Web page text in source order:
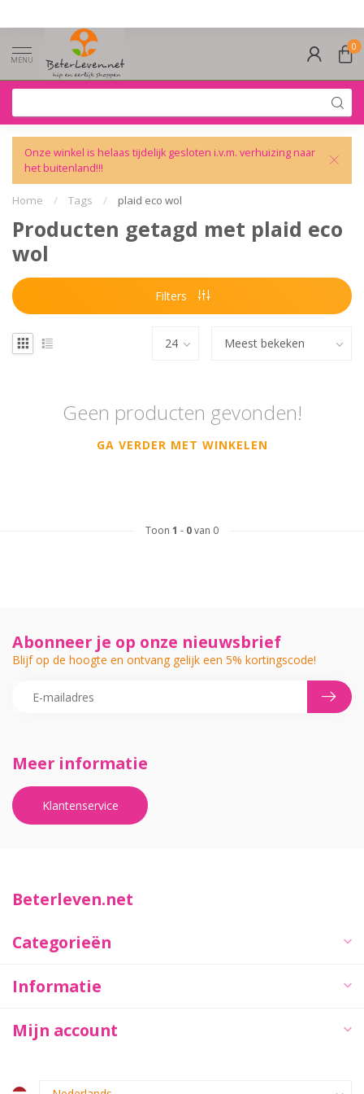
MENU
0
Onze winkel is helaas tijdelijk gesloten i.v.m. verhuizing naar
het buitenland!!!
Home / Tags / plaid eco wol
Producten getagd met plaid eco
wol
Filters
Geen producten gevonden!
GA VERDER MET WINKELEN
Toon 1 - 0van 0
Meer informatie
Klantenservice
Abonneer je op onze nieuwsbrief
Blijf op de hoogte en ontvang gelijk een 5% kortingscode!
Beterleven.net
Categorieën
Informatie
Mijn account